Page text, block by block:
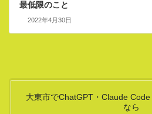
最低限のこと
2022年4月30日
大東市でChatGPT・Claude
なら